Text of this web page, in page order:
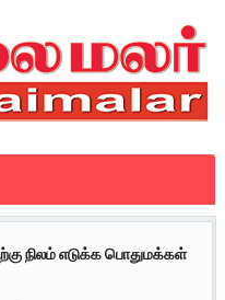
நிலம் எடுக்க பொதுமக்கள்